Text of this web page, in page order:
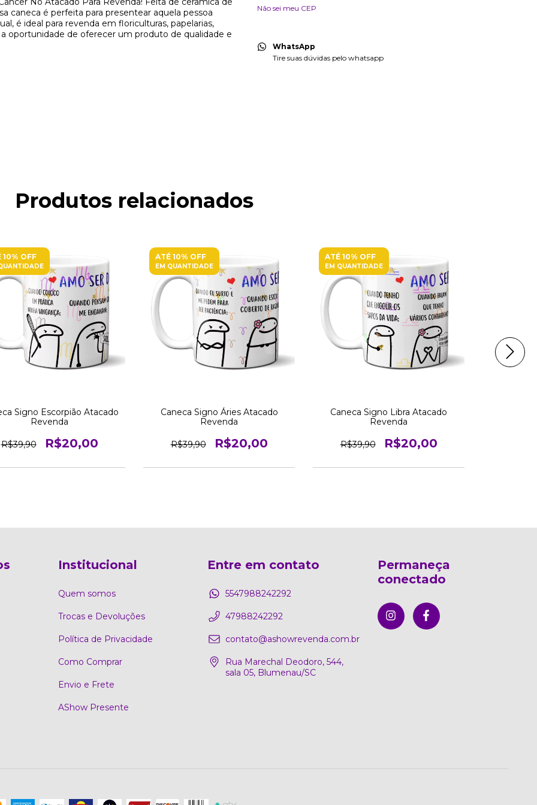
caneca é perfeita para presentear aquela pessoa
é ideal para revenda em floriculturas, papelarias,
oportunidade de oferecer um produto de qualidade e
Não sei meu CEP
WhatsApp
Tire suas dúvidas pelo whatsapp
Produtos relacionados
10% OFF
Signo Escorpião Atacado
Revenda
R$39,90 R$20,00
ATÉ 10% OFF
EM QUANTIDADE
Caneca Signo Áries Atacado
Revenda
R$39,90 R$20,00
ATÉ 10% OFF
EM QUANTIDADE
Caneca Signo Libra Atacado
Revenda
R$39,90 R$20,00
Institucional
Quem somos
Trocas e Devoluções
Política de Privacidade
Como Comprar
Envio e Frete
AShow Presente
Entre em contato
5547988242292
47988242292
contato@ashowrevenda.com.br
Rua Marechal Deodoro, 544,
sala 05, Blumenau/SC
Permaneça
conectado